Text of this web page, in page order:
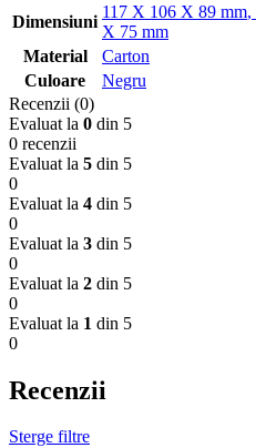
Dimensiuni
117 X 106 X 89 mm,
X 75 mm
Material
Carton
Culoare
Negru
Recenzii (0)
Evaluat la 0 din 5
0 recenzii
Evaluat la 5 din 5
0
Evaluat la 4 din 5
0
Evaluat la 3 din 5
0
Evaluat la 2 din 5
0
Evaluat la 1 din 5
0
Recenzii
Sterge filtre